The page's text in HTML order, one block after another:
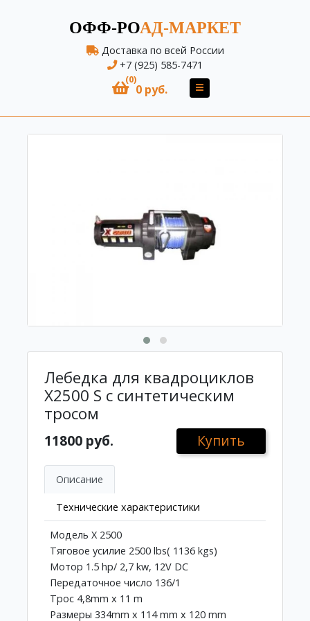
ОФФ-РОАД-МАРКЕТ
Доставка по всей России
+7 (925) 585-7471
(0)
0 руб.
Лебедка для квадроциклов
X2500 S с синтетическим
тросом
11800 руб. Купить
Описание
Технические характеристики
Модель X 2500
Тяговое усилие 2500 lbs( 1136 kgs)
Мотор 1.5 hp/ 2,7 kw, 12V DC
Передаточное число 136/1
Трос 4,8mm x 11 m
Размеры 334mm x 114 mm x 120 mm